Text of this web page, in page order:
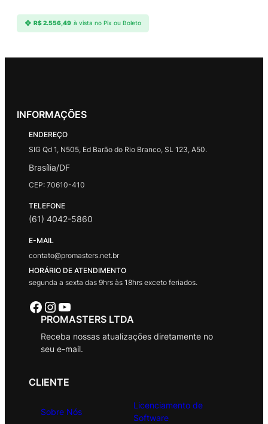
R$2.556,49 à vista no Pix ou Boleto
INFORMAÇÕES
ENDEREÇO
SIG Qd 1, N505, Ed Barão do Rio Branco, SL 123, A50.
Brasília/DF
CEP: 70610-410
TELEFONE
(61) 4042-5860
E-MAIL
contato@promasters.net.br
HORÁRIO DE ATENDIMENTO
segunda a sexta das 9hrs às 18hrs exceto feriados.
Facebook Instagram Youtube
PROMASTERS LTDA
Receba nossas atualizações diretamente no
seu e-mail.
CLIENTE
Sobre Nós
Licenciamento de
Software